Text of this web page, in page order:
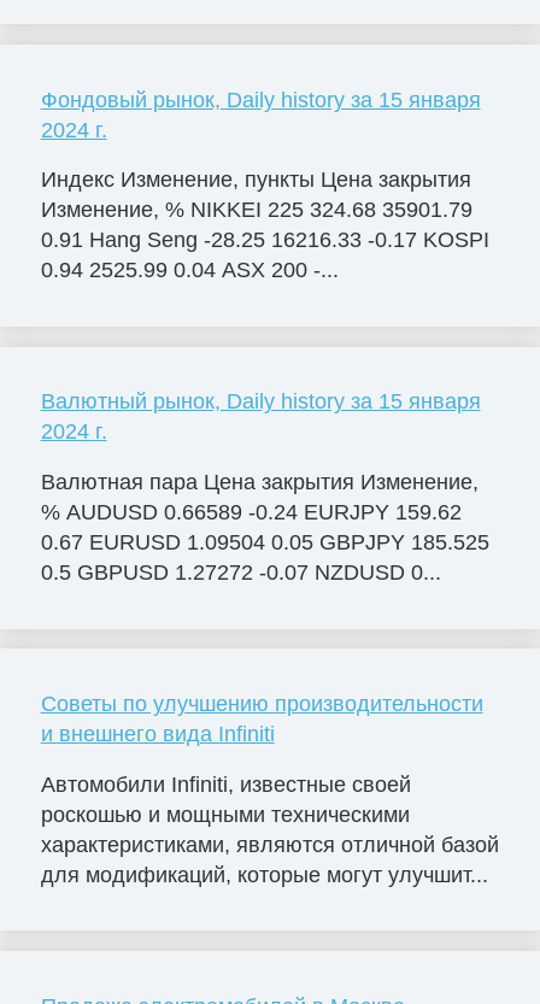
Фондовый рынок, Daily history за 15 января
2024 г.
Индекс Изменение, пункты Цена закрытия
Изменение, % NIKKEI 225 324.68 35901.79
0.91 Hang Seng -28.25 16216.33 -0.17 KOSPI
0.94 2525.99 0.04 ASX 200 -...
Валютный рынок, Daily history за 15 января
2024 г.
Валютная пара Цена закрытия Изменение,
% AUDUSD 0.66589 -0.24 EURJPY 159.62
0.67 EURUSD 1.09504 0.05 GBPJPY 185.525
0.5 GBPUSD 1.27272 -0.07 NZDUSD 0...
Советы по улучшению производительности
и внешнего вида Infiniti
Автомобили Infiniti, известные своей
роскошью и мощными техническими
характеристиками, являются отличной базой
для модификаций, которые могут улучшит...